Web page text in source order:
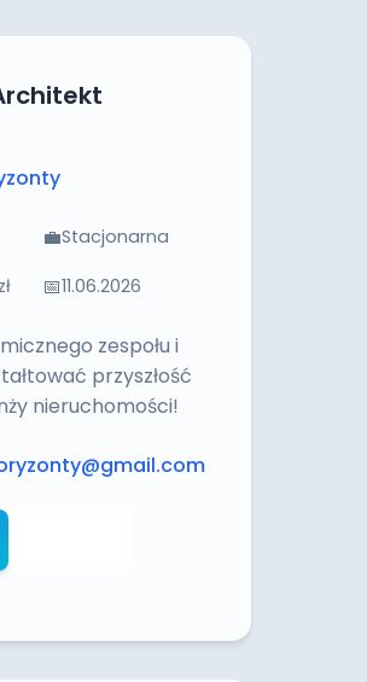
💼Stacjonarna
📅11.06.2026
zespołu i
przyszłość
nieruchomości!